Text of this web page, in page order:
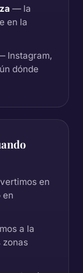
— la
en la
Instagram,
dónde
en
en
a la
zonas